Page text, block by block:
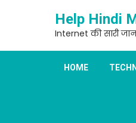
Help Hindi
Internet की सारी
HOME